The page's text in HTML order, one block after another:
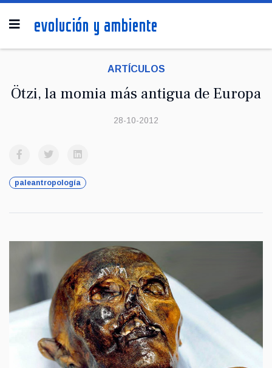
ARTÍCULOS
Ötzi, la momia más antigua de Europa
28-10-2012
paleantropología